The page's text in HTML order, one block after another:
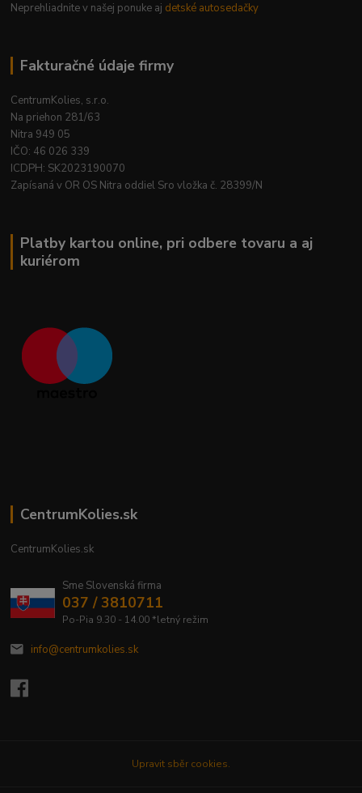
Neprehliadnite v našej ponuke aj detské autosedačky
Fakturačné údaje firmy
CentrumKolies, s.r.o.
Na priehon 281/63
Nitra 949 05
IČO: 46 026 339
ICDPH: SK2023190070
Zapísaná v OR OS Nitra oddiel Sro vložka č. 28399/N
Platby kartou online, pri odbere tovaru a aj
kuriérom
CentrumKolies.sk
CentrumKolies.sk
Sme Slovenská firma
037 / 3810711
Po-Pia 9.30 - 14.00 *letný režim
info@centrumkolies.sk
Upravit sběr cookies.